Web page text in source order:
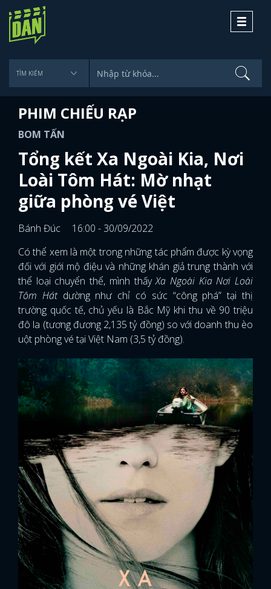
Toggle
PHIM CHIẾU RẠP
BOM TẤN
Tổng kết Xa Ngoài Kia, Nơi
Loài Tôm Hát: Mờ nhạt
giữa phòng vé Việt
Bánh Đúc
16:00 - 30/09/2022
Có thể xem là một trong những tác phẩm được kỳ vọng
đối với giới mộ điệu và những khán giả trung thành với
thể loại chuyển thể, mình thấyXa Ngoài Kia Nơi Loài
Tôm Hát dường như chỉ có sức “công phá” tại thị
trường quốc tế, chủ yếu là Bắc Mỹ khi thu về 90 triệu
đô la (tương đương 2,135 tỷ đồng) so với doanh thu èo
uột phòng vé tại Việt Nam (3,5 tỷ đồng).